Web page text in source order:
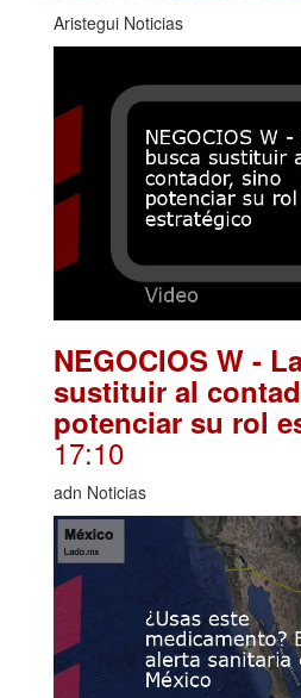
Aristegui Noticias
NEGOCIOS W -
sustituir al
potenciar su rol
17:10
adn Noticias